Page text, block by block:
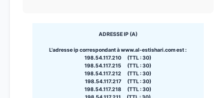
ADRESSE IP (A)
L'adresse ip correspondant à www.al-estishari.com est :
198.54.117.210 (TTL : 30)
198.54.117.215 (TTL : 30)
198.54.117.212 (TTL : 30)
198.54.117.217 (TTL : 30)
198.54.117.218 (TTL : 30)